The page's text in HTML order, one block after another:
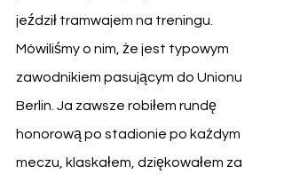
jeździł tramwajem na treningu.
Mówiliśmy o nim, że jest typowym
zawodnikiem pasującym do Unionu
Berlin. Ja zawsze robiłem rundę
honorową po stadionie po każdym
meczu, klaskałem, dziękowałem za